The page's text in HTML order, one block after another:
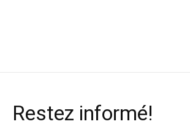
Restez informé!